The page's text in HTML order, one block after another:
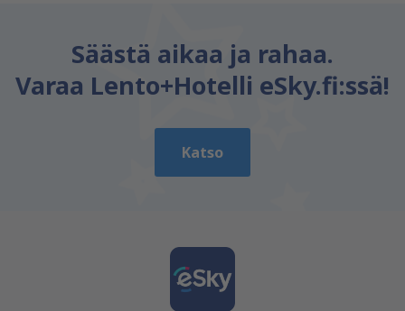
Säästä aikaa ja rahaa.
Varaa Lento+Hotelli eSky.fi:ssä!
Katso